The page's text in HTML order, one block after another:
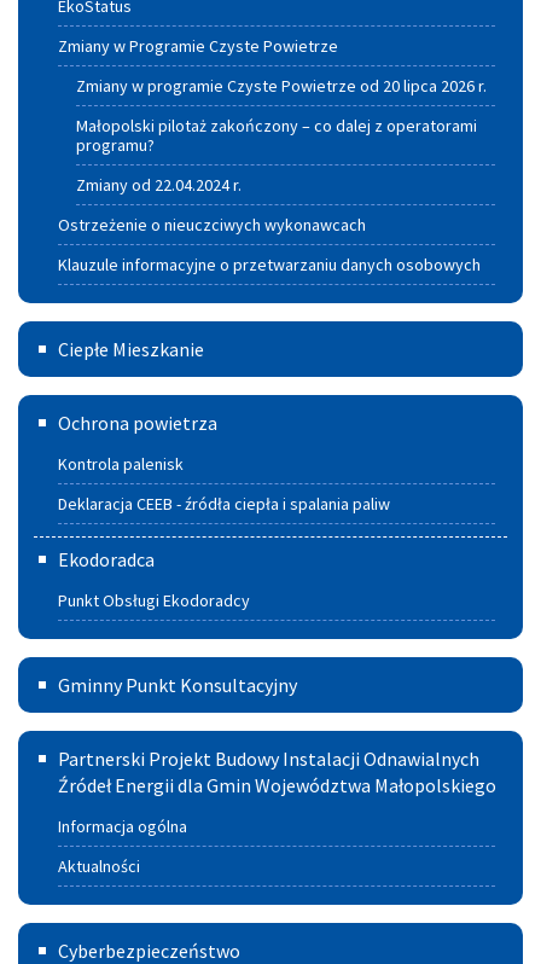
powietrze
EkoStatus
Zmiany w Programie Czyste Powietrze
Zmiany w programie Czyste Powietrze od 20 lipca 2026 r.
Małopolski pilotaż zakończony – co dalej z operatorami
programu?
Zmiany od 22.04.2024 r.
Ostrzeżenie o nieuczciwych wykonawcach
Klauzule informacyjne o przetwarzaniu danych osobowych
Ciepłe
Mieszkanie
Ciepłe Mieszkanie
Deklaracja
CEEB
źródła
ciepła
i spalania
paliw
Ochrona powietrza
Kontrola palenisk
Deklaracja CEEB - źródła ciepła i spalania paliw
Ekodoradca
Punkt Obsługi Ekodoradcy
Gminny
Punkt
Konsultacyjny
Szczucinie
Gminny Punkt Konsultacyjny
Partnerski
Projekt
Budowy
Instalacji
Odnawialnych
Źródeł
Partnerski Projekt Budowy Instalacji Odnawialnych
Źródeł Energii dla Gmin Województwa Małopolskiego
Informacja ogólna
Aktualności
Cyberbezpieczeństwo
Cyberbezpieczeństwo